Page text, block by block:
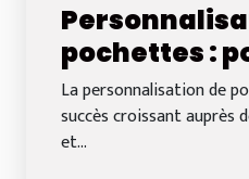
pochettes :
pour quelle
La personnalisation de
succès croissant auprès
et...